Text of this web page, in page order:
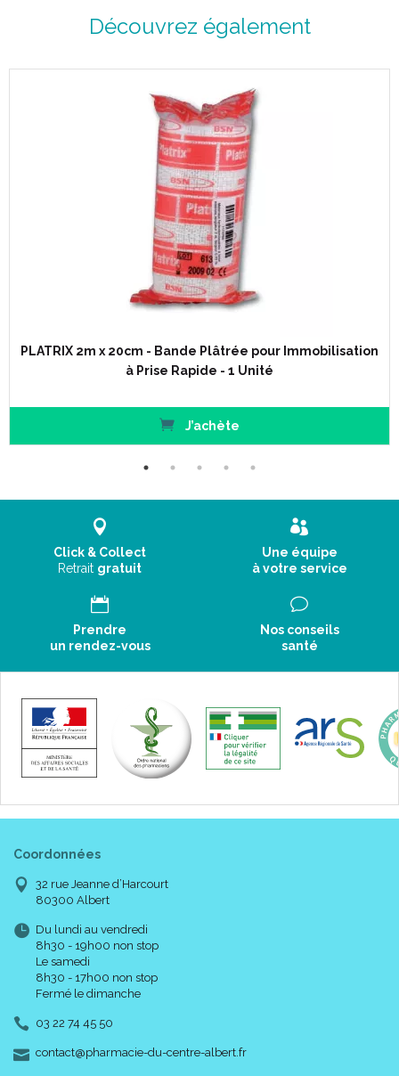
Découvrez également
PLATRIX 2m x 20cm - Bande Plâtrée pour Immobilisation
à Prise Rapide - 1 Unité
J’achète
Click & Collect
Retrait gratuit
Une équipe
à votre service
Prendre
un rendez-vous
Nos conseils
santé
Coordonnées
32 rue Jeanne d’Harcourt
80300 Albert
Du lundi au vendredi
8h30 - 19h00 non stop
Le samedi
8h30 - 17h00 non stop
Fermé le dimanche
03 22 74 45 50
contact-
@-
pharmacie-du-centre-albert.fr